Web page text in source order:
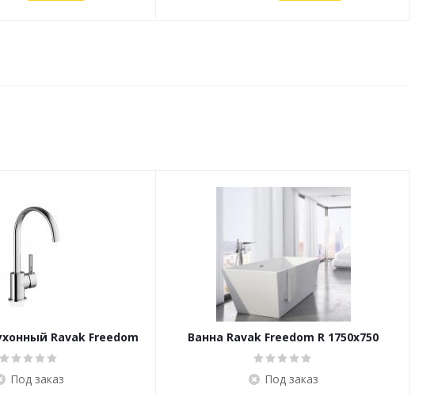
Ravak Freedom
FM 016.00
Под заказ
Ванна Ravak Freedom R 1750x750
отдельностоящая (снято с
Под заказ